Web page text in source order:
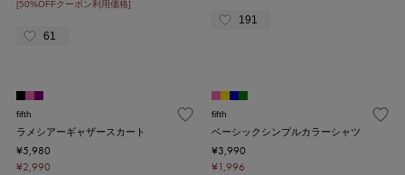
[50%OFFクーポン利用価格]
61
191
fifth
ラメシアーギャザースカート
¥5,980
¥2,990
fifth
ベーシックシンプルカラーシャツ
¥3,990
¥1,996